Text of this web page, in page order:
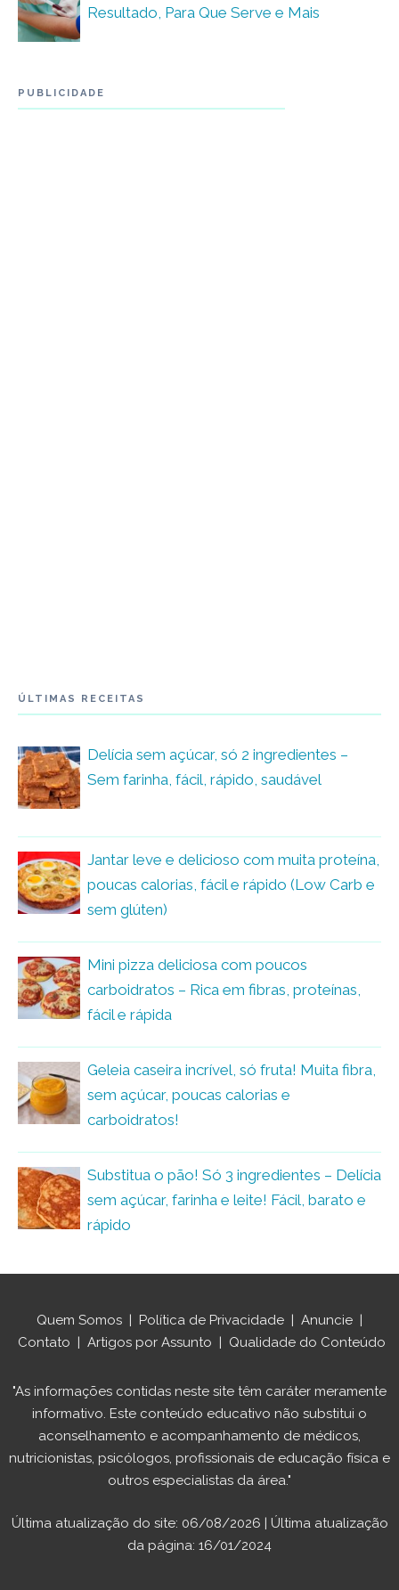
Resultado, Para Que Serve e Mais
PUBLICIDADE
ÚLTIMAS RECEITAS
Delícia sem açúcar, só 2 ingredientes –
Sem farinha, fácil, rápido, saudável
Jantar leve e delicioso com muita proteína,
poucas calorias, fácil e rápido (Low Carb e
sem glúten)
Mini pizza deliciosa com poucos
carboidratos – Rica em fibras, proteínas,
fácil e rápida
Geleia caseira incrível, só fruta! Muita fibra,
sem açúcar, poucas calorias e
carboidratos!
Substitua o pão! Só 3 ingredientes – Delícia
sem açúcar, farinha e leite! Fácil, barato e
rápido
Quem Somos | Política de Privacidade | Anuncie |
Contato | Artigos por Assunto | Qualidade do Conteúdo
"As informações contidas neste site têm caráter meramente
informativo. Este conteúdo educativo não substitui o
aconselhamento e acompanhamento de médicos,
nutricionistas, psicólogos, profissionais de educação física e
outros especialistas da área."
Última atualização do site: 06/08/2026 | Última atualização
da página: 16/01/2024